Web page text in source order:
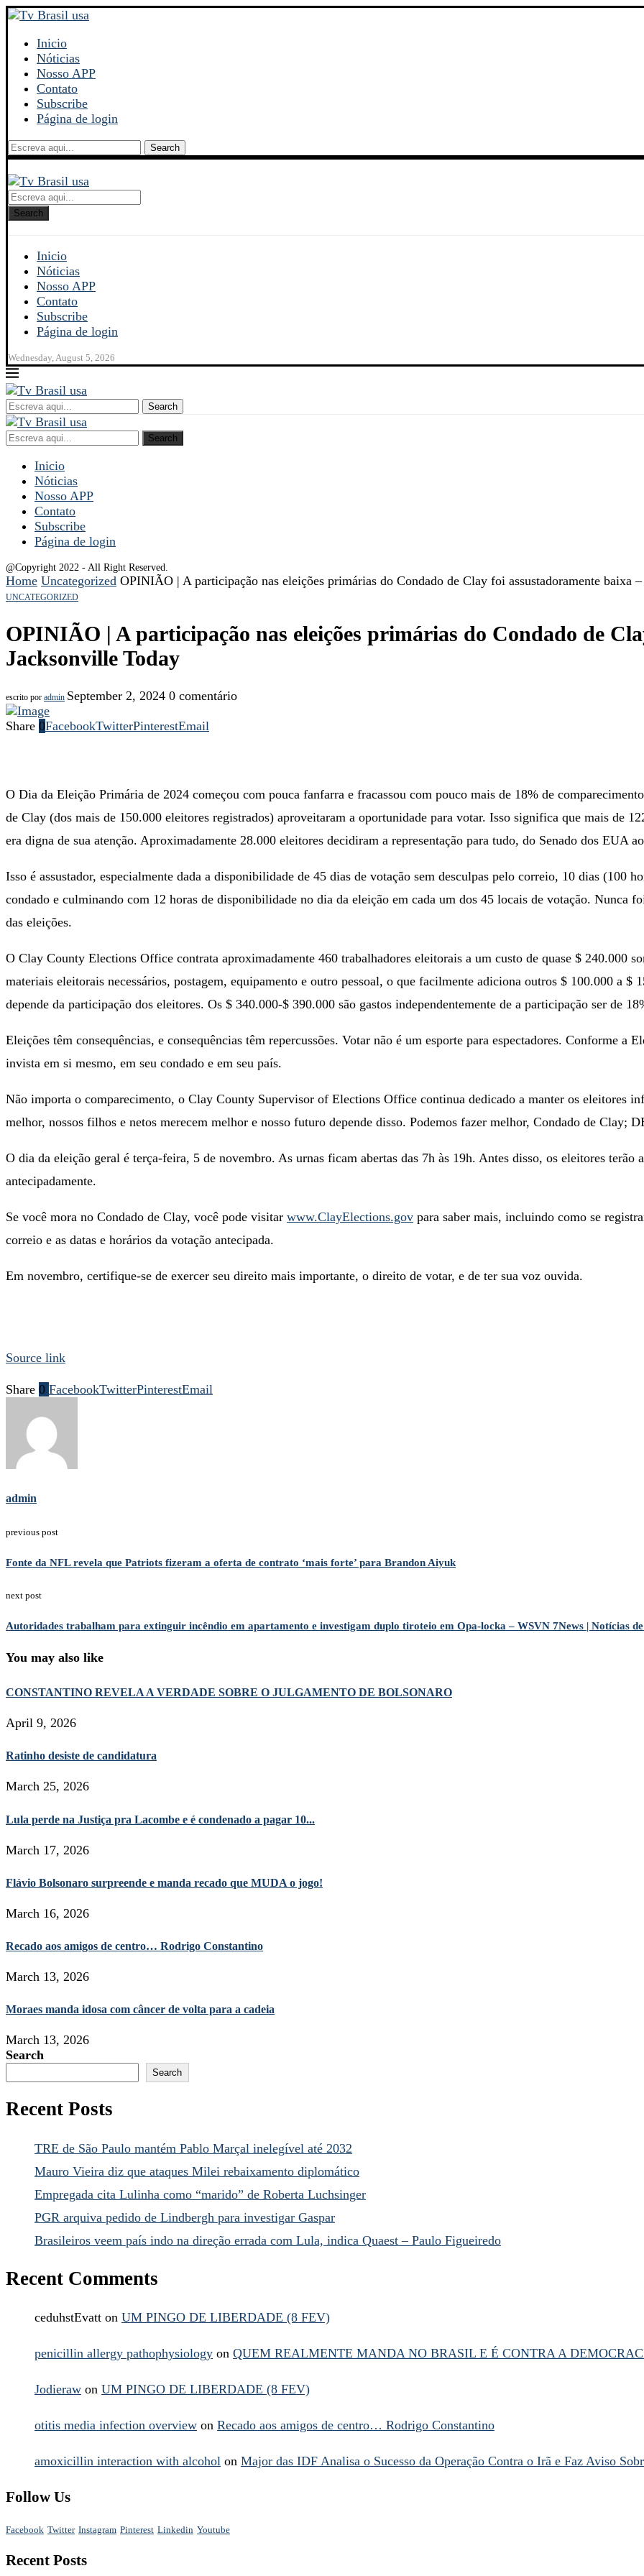
Inicio
Nóticias
Nosso APP
Contato
Subscribe
Página de login
Search
Search
Inicio
Nóticias
Nosso APP
Contato
Subscribe
Página de login
Wednesday, August 5, 2026
Search
Search
Inicio
Nóticias
Nosso APP
Contato
Subscribe
Página de login
@Copyright 2022 - All Right Reserved.
Home Uncategorized OPINIÃO | A participação nas eleições primárias do Condado de Clay foi assustadoramente baixa
UNCATEGORIZED
OPINIÃO | A participação nas eleições primárias do Condado de
Jacksonville Today
escrito por admin September 2, 2024 0 comentário
Share 0FacebookTwitterPinterestEmail
O Dia da Eleição Primária de 2024 começou com pouca fanfarra e fracassou com pouco mais de 18% de
de Clay (dos mais de 150.000 eleitores registrados) aproveitaram a oportunidade para votar. Isso significa que mais de
era digna de sua atenção. Aproximadamente 28.000 eleitores decidiram a representação para tudo, do Senado dos EUA
Isso é assustador, especialmente dada a disponibilidade de 45 dias de votação sem desculpas pelo correio, 10 dias (100
condado e culminando com 12 horas de disponibilidade no dia da eleição em cada um dos 45 locais de votação. Nunca
das eleições.
O Clay County Elections Office contrata aproximadamente 460 trabalhadores eleitorais a um custo de quase $ 240.000
materiais eleitorais necessários, postagem, equipamento e outro pessoal, o que facilmente adiciona outros $ 100.000 a $
depende da participação dos eleitores. Os $ 340.000-$ 390.000 são gastos independentemente de a participação ser de
Eleições têm consequências, e consequências têm repercussões. Votar não é um esporte para espectadores. Conforme a
invista em si mesmo, em seu condado e em seu país.
Não importa o comparecimento, o Clay County Supervisor of Elections Office continua dedicado a manter os eleitores
melhor, nossos filhos e netos merecem melhor e nosso futuro depende disso. Podemos fazer melhor, Condado de Clay;
O dia da eleição geral é terça-feira, 5 de novembro. As urnas ficam abertas das 7h às 19h. Antes disso, os eleitores
antecipadamente.
Se você mora no Condado de Clay, você pode visitar www.ClayElections.gov para saber mais, incluindo como se
correio e as datas e horários da votação antecipada.
Em novembro, certifique-se de exercer seu direito mais importante, o direito de votar, e de ter sua voz ouvida.
Source link
Share 0 FacebookTwitterPinterestEmail
admin
previous post
Fonte da NFL revela que Patriots fizeram a oferta de contrato ‘mais forte’ para Brandon Aiyuk
next post
Autoridades trabalham para extinguir incêndio em apartamento e investigam duplo tiroteio em Opa-locka – WSVN 7News | Notícias
You may also like
CONSTANTINO REVELA A VERDADE SOBRE O JULGAMENTO DE BOLSONARO
April 9, 2026
Ratinho desiste de candidatura
March 25, 2026
Lula perde na Justiça pra Lacombe e é condenado a pagar 10...
March 17, 2026
Flávio Bolsonaro surpreende e manda recado que MUDA o jogo!
March 16, 2026
Recado aos amigos de centro… Rodrigo Constantino
March 13, 2026
Moraes manda idosa com câncer de volta para a cadeia
March 13, 2026
Search
Search
Recent Posts
TRE de São Paulo mantém Pablo Marçal inelegível até 2032
Mauro Vieira diz que ataques Milei rebaixamento diplomático
Empregada cita Lulinha como “marido” de Roberta Luchsinger
PGR arquiva pedido de Lindbergh para investigar Gaspar
Brasileiros veem país indo na direção errada com Lula, indica Quaest – Paulo Figueiredo
Recent Comments
ceduhstEvatt on UM PINGO DE LIBERDADE (8 FEV)
penicillin allergy pathophysiology on QUEM REALMENTE MANDA NO BRASIL E É CONTRA A
Jodieraw on UM PINGO DE LIBERDADE (8 FEV)
otitis media infection overview on Recado aos amigos de centro… Rodrigo Constantino
amoxicillin interaction with alcohol on Major das IDF Analisa o Sucesso da Operação Contra o Irã e Faz Aviso
Follow Us
Facebook Twitter Instagram Pinterest Linkedin Youtube
Recent Posts